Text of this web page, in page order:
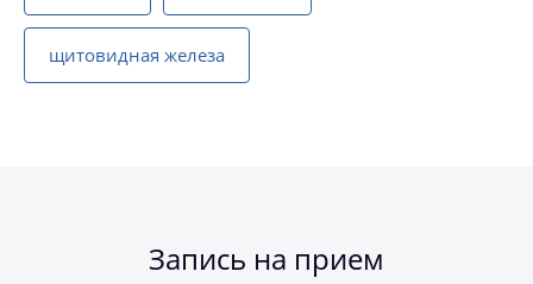
щитовидная железа
Запись на прием